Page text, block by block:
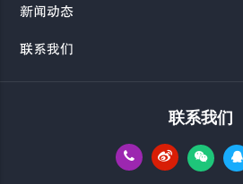
新闻动态
联系我们
联系我们